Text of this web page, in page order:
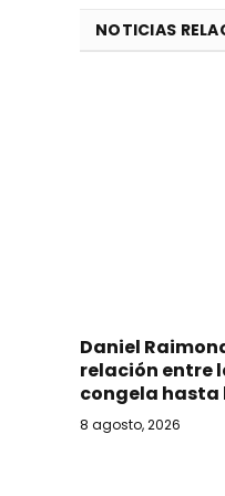
NOTICIAS
Daniel
relación entre
congela hasta
8 agosto, 2026